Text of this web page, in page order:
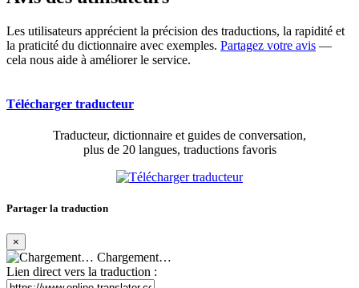
Les utilisateurs apprécient la précision des traductions, la rapidité et
la praticité du dictionnaire avec exemples. Partagez votre avis —
cela nous aide à améliorer le service.
Télécharger traducteur
Traducteur, dictionnaire et guides de conversation,
plus de 20 langues, traductions favoris
Partager la traduction
×
Chargement…
Lien direct vers la traduction :